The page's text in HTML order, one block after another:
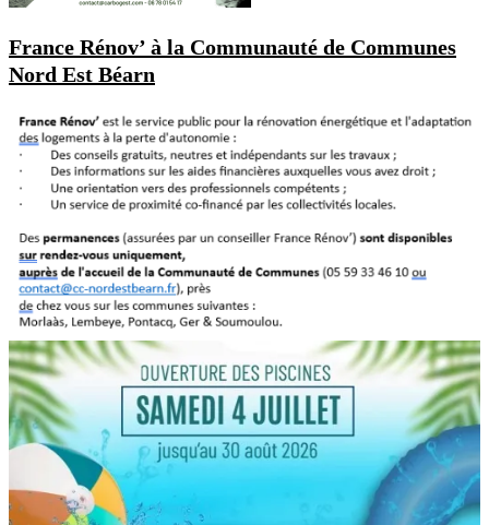
France Rénov’ à la Communauté de Communes
Nord Est Béarn